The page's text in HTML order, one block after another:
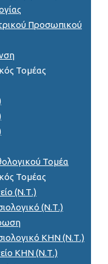
Προσωπικού
Τομέας
Τομέα
Τομέας
(Ν.Τ.)
(Ν.Τ.)
ΚΗΝ (Ν.Τ.)
ΚΗΝ (Ν.Τ.)